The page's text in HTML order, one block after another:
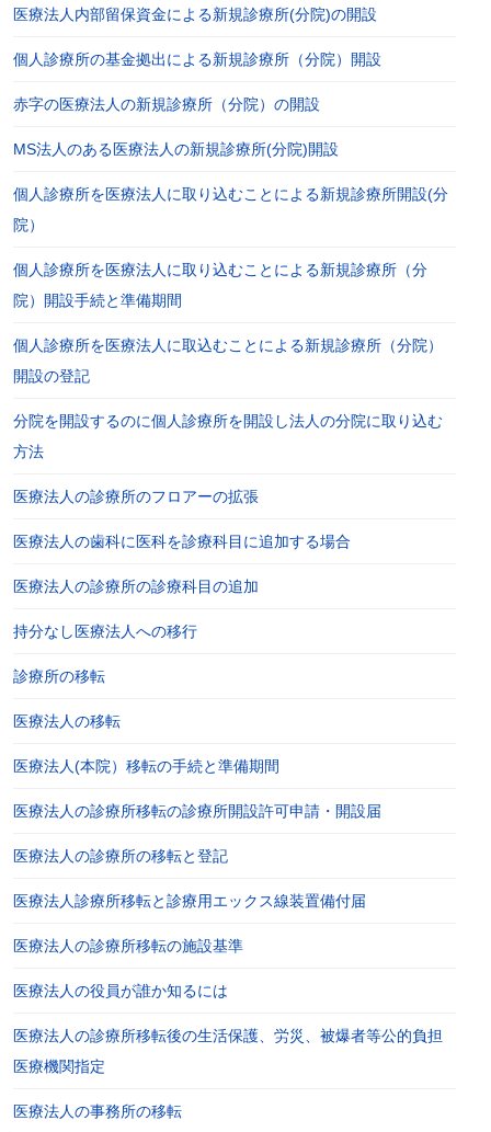
医療法人内部留保資金による新規診療所(分院)の開設
個人診療所の基金拠出による新規診療所（分院）開設
赤字の医療法人の新規診療所（分院）の開設
MS法人のある医療法人の新規診療所(分院)開設
個人診療所を医療法人に取り込むことによる新規診療所開設(分
院）
個人診療所を医療法人に取り込むことによる新規診療所（分
院）開設手続と準備期間
個人診療所を医療法人に取込むことによる新規診療所（分院）
開設の登記
分院を開設するのに個人診療所を開設し法人の分院に取り込む
方法
医療法人の診療所のフロアーの拡張
医療法人の歯科に医科を診療科目に追加する場合
医療法人の診療所の診療科目の追加
持分なし医療法人への移行
診療所の移転
医療法人の移転
医療法人(本院）移転の手続と準備期間
医療法人の診療所移転の診療所開設許可申請・開設届
医療法人の診療所の移転と登記
医療法人診療所移転と診療用エックス線装置備付届
医療法人の診療所移転の施設基準
医療法人の役員が誰か知るには
医療法人の診療所移転後の生活保護、労災、被爆者等公的負担
医療機関指定
医療法人の事務所の移転